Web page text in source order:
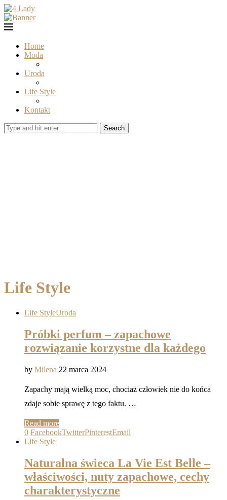
Home
Moda
Uroda
Life Style
Kontakt
Search
Life Style
Life StyleUroda
Próbki perfum – zapachowe
rozwiązanie korzystne dla każdego
by Milena 22 marca 2024
Zapachy mają wielką moc, chociaż człowiek nie do końca
zdaje sobie sprawę z tego faktu. …
Read more
0 FacebookTwitterPinterestEmail
Life Style
Naturalna świeca La Vie Est Belle –
właściwości, nuty zapachowe, cechy
charakterystyczne